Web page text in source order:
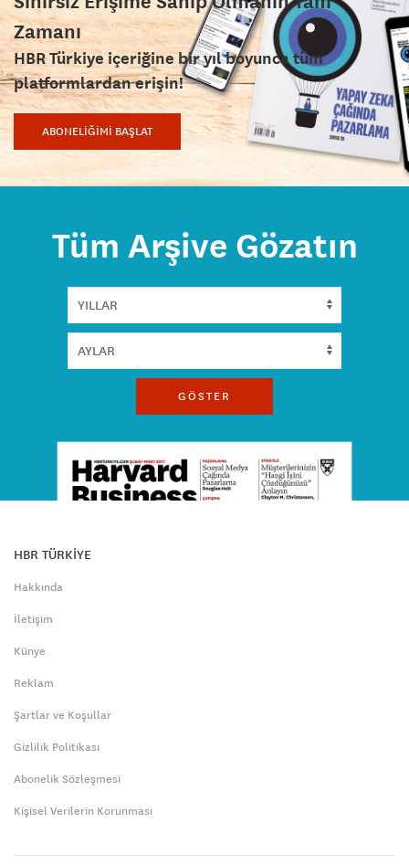
Zamanı
HBR Türkiye içeriğine bir yıl boyunca tüm
platformlardan erişin!
ABONELİĞİMİ BAŞLAT
Tüm Arşive Gözatın
GÖSTER
HBR TÜRKİYE
Hakkında
İletişim
Künye
Reklam
Şartlar ve Koşullar
Gizlilik Politikası
Abonelik Sözleşmesi
Kişisel Verilerin Korunması